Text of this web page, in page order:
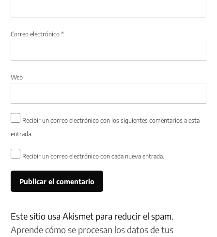
Correo electrónico*
Web
Recibir un correo electrónico con los siguientes comentarios a esta
entrada.
Recibir un correo electrónico con cada nueva entrada.
Este sitio usa Akismet para reducir el spam.
Aprende cómo se procesan los datos de tus